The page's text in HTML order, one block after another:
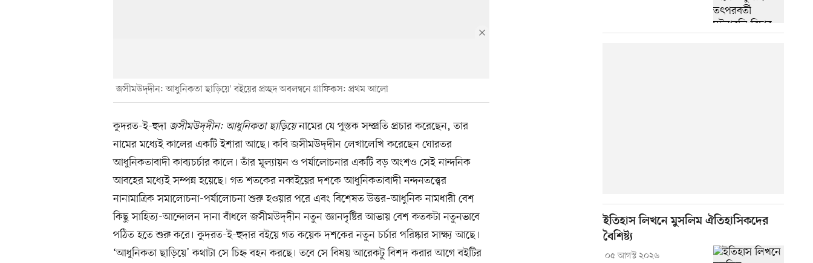
`জসীমউদ্‌দীন: আধুনিকতা ছাড়িয়ে' বইয়ের প্রচ্ছদ অবলম্বনে গ্রাফিকস: প্রথম আলো
কুদরত-ই-হুদা জসীমউদ্‌দীন: আধুনিকতা ছাড়িয়েনামের যে পুস্তক সম্প্রতি প্রচার করেছেন, তার
নামের মধ্যেই কালের একটি ইশারা আছে। কবি জসীমউদ্‌দীন লেখালেখি করেছেন ঘোরতর
আধুনিকতাবাদী কাব্যচর্চার কালে। তাঁর মূল্যায়ন ও পর্যালোচনার একটি বড় অংশও সেই নান্দনিক
আবহের মধ্যেই সম্পন্ন হয়েছে। গত শতকের নব্বইয়ের দশকে আধুনিকতাবাদী নন্দনতত্ত্বের
নানামাত্রিক সমালোচনা-পর্যালোচনা শুরু হওয়ার পরে এবং বিশেষত উত্তর–আধুনিক নামধারী বেশ
কিছু সাহিত্য-আন্দোলন দানা বাঁধলে জসীমউদ্‌দীন নতুন জ্ঞানদৃষ্টির আভায় বেশ কতকটা নতুনভাবে
পঠিত হতে শুরু করে। কুদরত-ই-হুদার বইয়ে গত কয়েক দশকের নতুন চর্চার পরিষ্কার সাক্ষ্য আছে।
‘আধুনিকতা ছাড়িয়ে’ কথাটা সে চিহ্ন বহন করছে। তবে সে বিষয় আরেকটু বিশদ করার আগে বইটির
ইতিহাস লিখনে মুসলিম ঐতিহাসিকদের
বৈশিষ্ট্য
০৫ আগস্ট ২০২৬